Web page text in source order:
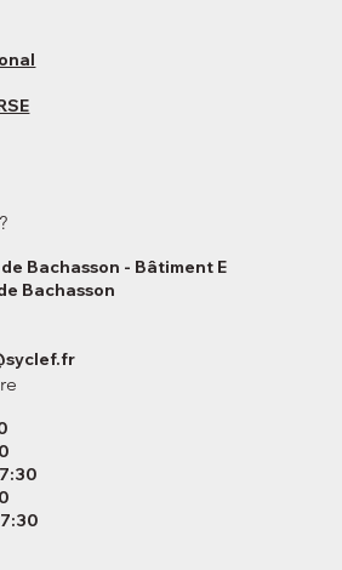
Bachasson - Bâtiment E
Bachasson